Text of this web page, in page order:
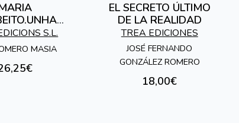
SERVIZO
E DOS
S.L.
MASIA
EL SECRETO ÚLTIMO
DE LA REALIDAD
TREA EDICIONES
JOSÉ FERNANDO
GONZÁLEZ ROMERO
18,00€